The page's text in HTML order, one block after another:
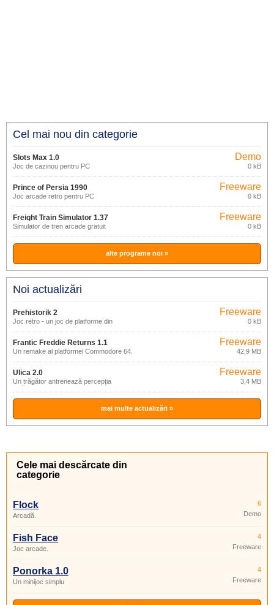
Cel mai nou din categorie
Slots Max 1.0
Joc de cazinou pentru PC
Demo
0 kB
Prince of Persia 1990
Joc arcade retro pentru PC
Freeware
0 kB
Freight Train Simulator 1.37
Simulator de tren arcade gratuit
Freeware
0 kB
alte programe noi »
Noi actualizări
Prehistorik 2
Joc retro - un joc de platforme din
Freeware
0 kB
Frantic Freddie Returns 1.1
Un remake al platformei Commodore 64.
Freeware
42,9 MB
Ulica 2.0
Un trăgător antrenează percepția
jucătorului.
Freeware
3,4 MB
mai multe actualizări »
Cele mai descărcate din
categorie
Flock
Arcadă.
6
Demo
Fish Face
Joc arcade.
4
Freeware
Ponorka 1.0
Un minijoc simplu
4
Freeware